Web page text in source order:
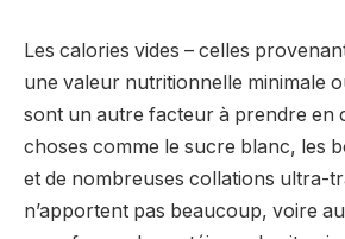
Les calories vides – celles
une valeur nutritionnelle minimale
sont un autre facteur à prendre en
choses comme le sucre blanc, les
et de nombreuses collations ultra-
n’apportent pas beaucoup, voire